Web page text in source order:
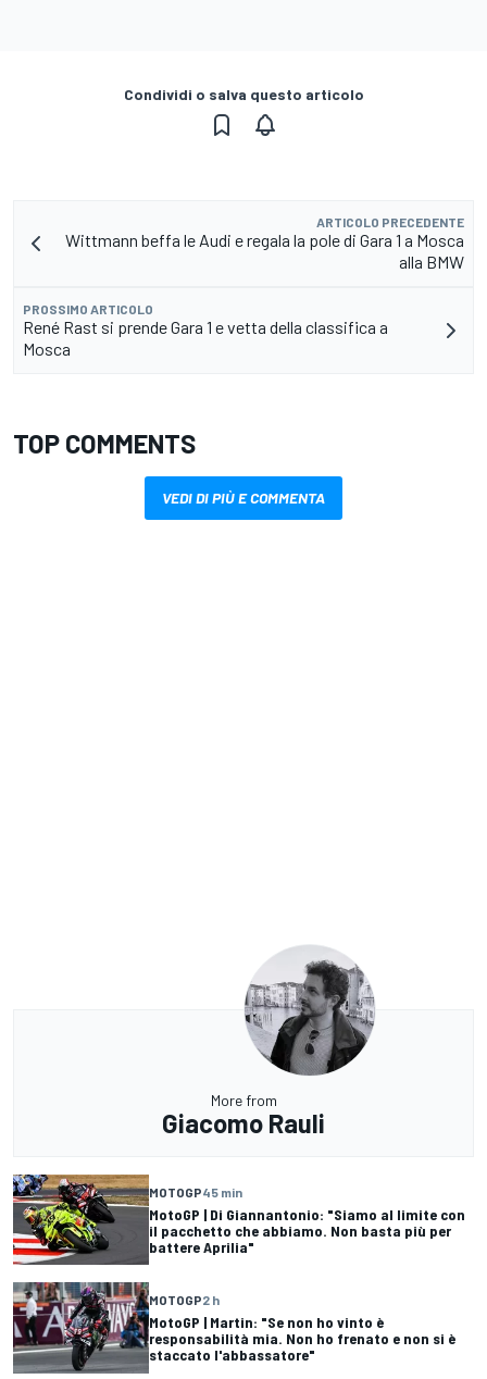
Condividi o salva questo articolo
ARTICOLO PRECEDENTE
Wittmann beffa le Audi e regala la pole di Gara 1 a Mosca
alla BMW
PROSSIMO ARTICOLO
René Rast si prende Gara 1 e vetta della classifica a
Mosca
TOP COMMENTS
VEDI DI PIÙ E COMMENTA
More from
Giacomo Rauli
MOTOGP45 min
MotoGP | Di Giannantonio: "Siamo al limite con
il pacchetto che abbiamo. Non basta più per
battere Aprilia"
MOTOGP2 h
MotoGP | Martin: "Se non ho vinto è
responsabilità mia. Non ho frenato e non si è
staccato l'abbassatore"